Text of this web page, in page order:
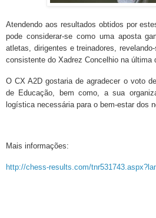
Atendendo aos resultados obtidos por
pode considerar-se como uma aposta
atletas, dirigentes e treinadores,
consistente do Xadrez Concelhio na última
O CX A2D gostaria de agradecer o voto
de Educação, bem como, a sua
logística necessária para o bem-estar dos
Mais informações:
http://chess-results.com/